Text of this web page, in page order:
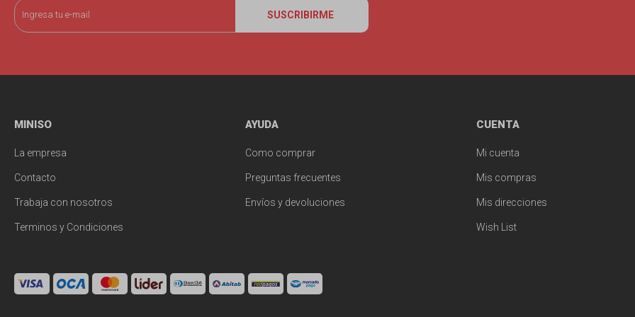
SUSCRIBIRME
MINISO
La empresa
Contacto
Trabaja con nosotros
Terminos y Condiciones
AYUDA
Como comprar
Preguntas frecuentes
Envíos y devoluciones
CUENTA
Mi cuenta
Mis compras
Mis direcciones
Wish List